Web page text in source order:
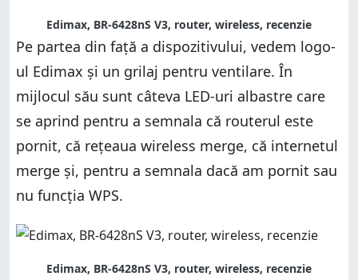
Edimax, BR-6428nS V3, router, wireless, recenzie
Pe partea din față a dispozitivului, vedem logo-
ul Edimax și un grilaj pentru ventilare. În
mijlocul său sunt câteva LED-uri albastre care
se aprind pentru a semnala că routerul este
pornit, că rețeaua wireless merge, că internetul
merge și, pentru a semnala dacă am pornit sau
nu funcția WPS.
Edimax, BR-6428nS V3, router, wireless, recenzie